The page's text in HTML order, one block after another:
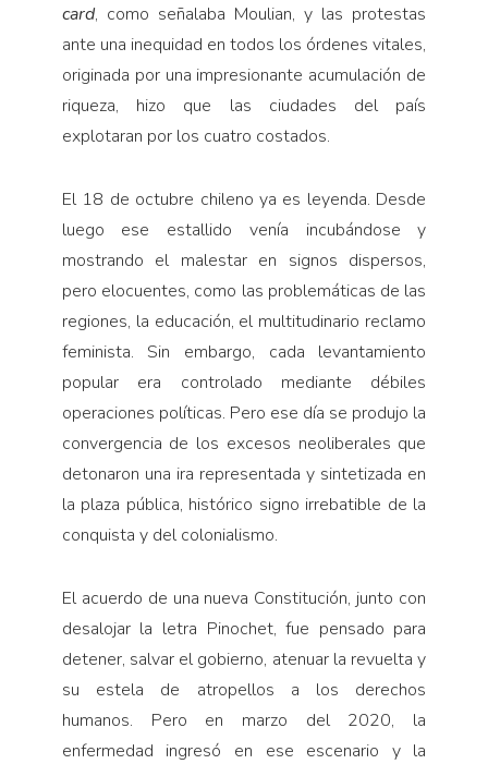
card, como señalaba Moulian, y las protestas
ante una inequidad en todos los órdenes vitales,
originada por una impresionante acumulación de
riqueza, hizo que las ciudades del país
explotaran por los cuatro costados.
El 18 de octubre chileno ya es leyenda. Desde
luego ese estallido venía incubándose y
mostrando el malestar en signos dispersos,
pero elocuentes, como las problemáticas de las
regiones, la educación, el multitudinario reclamo
feminista. Sin embargo, cada levantamiento
popular era controlado mediante débiles
operaciones políticas. Pero ese día se produjo la
convergencia de los excesos neoliberales que
detonaron una ira representada y sintetizada en
la plaza pública, histórico signo irrebatible de la
conquista y del colonialismo.
El acuerdo de una nueva Constitución, junto con
desalojar la letra Pinochet, fue pensado para
detener, salvar el gobierno, atenuar la revuelta y
su estela de atropellos a los derechos
humanos. Pero en marzo del 2020, la
enfermedad ingresó en ese escenario y la